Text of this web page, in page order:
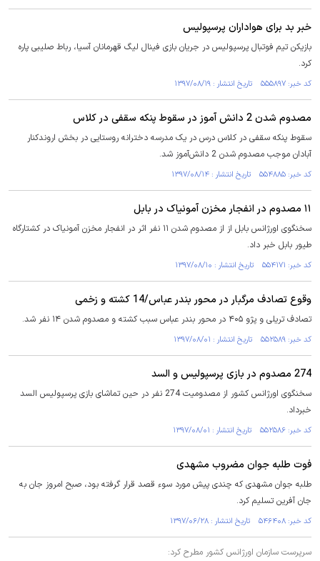
خبر بد برای هواداران پرسپولیس
بازیکن تیم فوتبال پرسپولیس در جریان بازی فینال لیگ قهرمانان آسیا، رباط صلیبی پاره
کرد.
کد خبر: ۵۵۵۸۹۷ تاریخ انتشار : ۱۳۹۷/۰۸/۱۹
مصدوم شدن 2 دانش آموز در سقوط پنکه سقفی در کلاس
سقوط پنکه سقفی در کلاس درس در یک مدرسه دخترانه روستایی در بخش اروندکنار
آبادان موجب مصدوم شدن 2 دانش‌آموز شد.
کد خبر: ۵۵۴۸۸۵ تاریخ انتشار : ۱۳۹۷/۰۸/۱۴
۱۱ مصدوم در انفجار مخزن آمونیاک در بابل
سخنگوی اورژانس بابل از از مصدوم شدن ۱۱ نفر اثر در انفجار مخزن آمونیاک در کشتارگاه
طیور بابل خبر داد.
کد خبر: ۵۵۴۱۷۱ تاریخ انتشار : ۱۳۹۷/۰۸/۱۰
وقوع تصادف مرگبار در محور بندر عباس/14 کشته و زخمی
تصادف تریلی و پژو ۴۰۵ در محور بندر عباس سبب کشته و مصدوم شدن ۱۴ نفر شد.
کد خبر: ۵۵۲۵۸۹ تاریخ انتشار : ۱۳۹۷/۰۸/۰۱
274 مصدوم در بازی پرسپولیس و السد
سخنگوی اورژانس کشور از مصدومیت 274 نفر در حین تماشای بازی پرسپولیس السد
خبرداد.
کد خبر: ۵۵۲۵۸۶ تاریخ انتشار : ۱۳۹۷/۰۸/۰۱
فوت طلبه جوان مضروب مشهدی
طلبه جوان مشهدی که چندی پیش مورد سوء قصد قرار گرفته بود، صبح امروز جان به
جان آفرین تسلیم کرد.
کد خبر: ۵۴۶۴۰۸ تاریخ انتشار : ۱۳۹۷/۰۶/۲۸
سرپرست سازمان اورژانس کشور مطرح کرد: